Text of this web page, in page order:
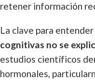
retener información
La clave para
cognitivas no se
estudios científicos
hormonales,